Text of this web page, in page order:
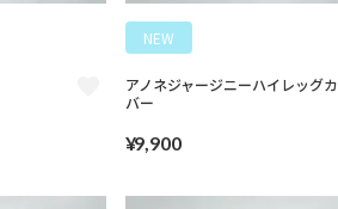
アノネジャージニーハイレッグカ
バー
NEW
¥9,900